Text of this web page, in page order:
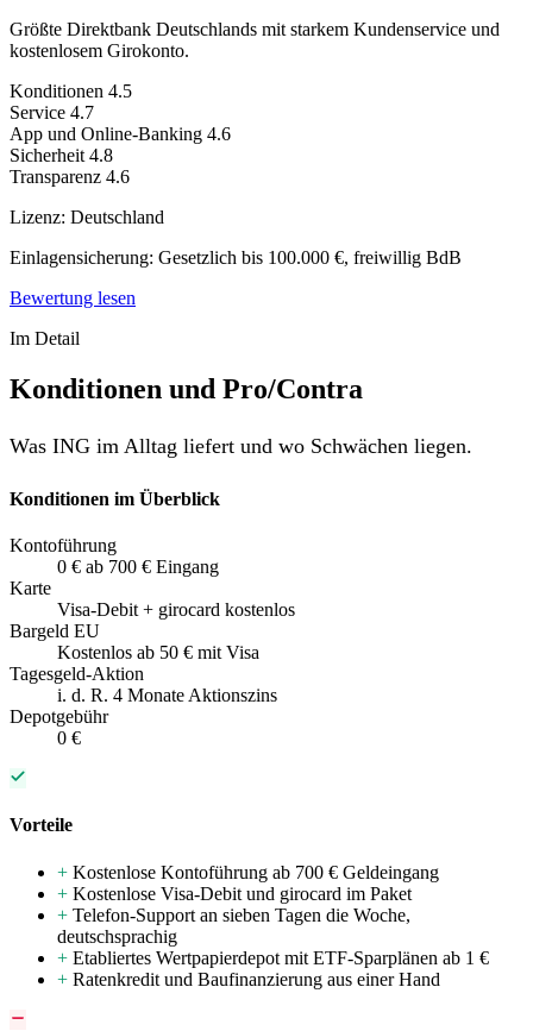
Größte Direktbank Deutschlands mit starkem Kundenservice und
kostenlosem Girokonto.
Konditionen 4.5
Service 4.7
App und Online-Banking 4.6
Sicherheit 4.8
Transparenz 4.6
Lizenz: Deutschland
Einlagensicherung: Gesetzlich bis 100.000 €, freiwillig BdB
Bewertung lesen
Im Detail
Konditionen und Pro/Contra
Was ING im Alltag liefert und wo Schwächen liegen.
Konditionen im Überblick
Kontoführung
0 € ab 700 € Eingang
Karte
Visa-Debit + girocard kostenlos
Bargeld EU
Kostenlos ab 50 € mit Visa
Tagesgeld-Aktion
i. d. R. 4 Monate Aktionszins
Depotgebühr
0 €
Vorteile
+ Kostenlose Kontoführung ab 700 € Geldeingang
+ Kostenlose Visa-Debit und girocard im Paket
+ Telefon-Support an sieben Tagen die Woche,
deutschsprachig
+ Etabliertes Wertpapierdepot mit ETF-Sparplänen ab 1 €
+ Ratenkredit und Baufinanzierung aus einer Hand